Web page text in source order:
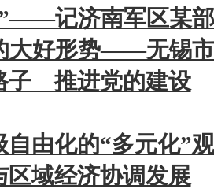
记济南军区某
大好形势——无锡
子 推进党的建设
自由化的“多元化”
区域经济协调发展